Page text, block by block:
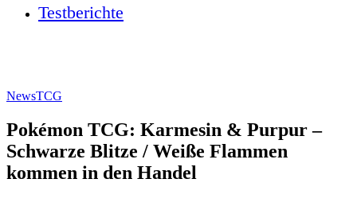
Testberichte
NewsTCG
Pokémon TCG: Karmesin & Purpur –
Schwarze Blitze / Weiße Flammen
kommen in den Handel